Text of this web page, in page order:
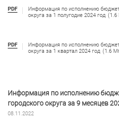
PDF
Информация по исполнению
округа за 1 полугодие 2024 год (1.6
PDF
Информация по исполнению
округа за 1 квартал 2024 год (1.6
Информация по исполнению
городского округа за 9 месяцев
08.11.2022